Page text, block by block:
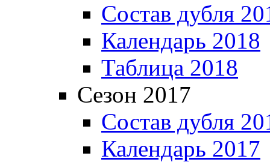
Состав дубля
Календарь 2018
Таблица 2018
Сезон 2017
Состав дубля
Календарь 2017